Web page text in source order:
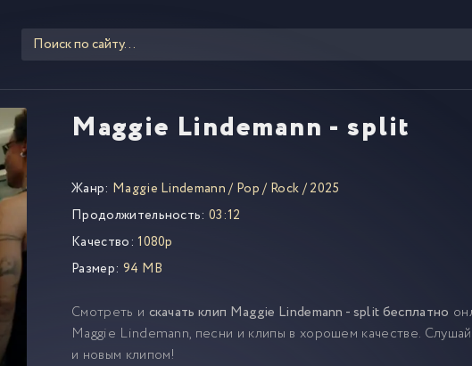
Maggie Lindemann - split
Жанр: Maggie Lindemann/ Pop/ Rock/2025
Продолжительность: 03:12
Качество: 1080p
Размер: 94 MB
Смотреть и скачать клип Maggie Lindemann - split бесплатно
Maggie Lindemann, песни и клипы в хорошем качестве.
и новым клипом!